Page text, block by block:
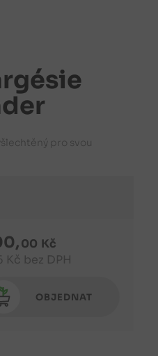
pro svou
,00 Kč
Kč bez DPH
OBJEDNAT